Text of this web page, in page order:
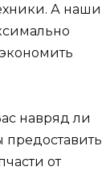
А наши
навряд ли
предоставить
от